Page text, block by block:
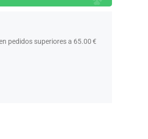
pedidos superiores a 65.00 €